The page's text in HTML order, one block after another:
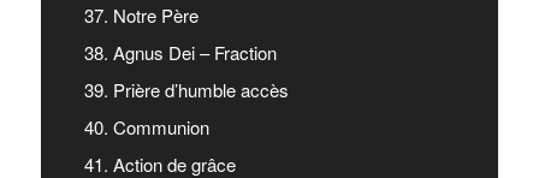
37. Notre Père
38. Agnus Dei – Fraction
39. Prière d’humble accès
40. Communion
41. Action de grâce